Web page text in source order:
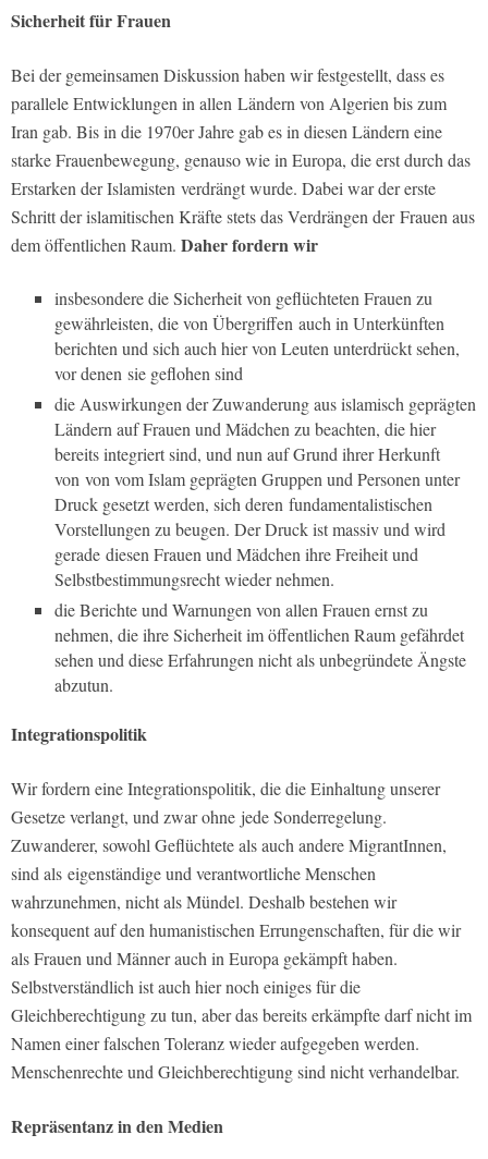
Sicherheit für Frauen
Bei der gemeinsamen Diskussion haben wir festgestellt, dass es
parallele Entwicklungen in allen Ländern von Algerien bis zum
Iran gab. Bis in die 1970er Jahre gab es in diesen Ländern eine
starke Frauenbewegung, genauso wie in Europa, die erst durch das
Erstarken der Islamisten verdrängt wurde. Dabei war der erste
Schritt der islamitischen Kräfte stets das Verdrängen der Frauen aus
dem öffentlichen Raum. Daher fordern wir
insbesondere die Sicherheit von geflüchteten Frauen zu
gewährleisten, die von Übergriffen auch in Unterkünften
berichten und sich auch hier von Leuten unterdrückt sehen,
vor denen sie geflohen sind
die Auswirkungen der Zuwanderung aus islamisch geprägten
Ländern auf Frauen und Mädchen zu beachten, die hier
bereits integriert sind, und nun auf Grund ihrer Herkunft
von von vom Islam geprägten Gruppen und Personen unter
Druck gesetzt werden, sich deren fundamentalistischen
Vorstellungen zu beugen. Der Druck ist massiv und wird
gerade diesen Frauen und Mädchen ihre Freiheit und
Selbstbestimmungsrecht wieder nehmen.
die Berichte und Warnungen von allen Frauen ernst zu
nehmen, die ihre Sicherheit im öffentlichen Raum gefährdet
sehen und diese Erfahrungen nicht als unbegründete Ängste
abzutun.
Integrationspolitik
Wir fordern eine Integrationspolitik, die die Einhaltung unserer
Gesetze verlangt, und zwar ohne jede Sonderregelung.
Zuwanderer, sowohl Geflüchtete als auch andere MigrantInnen,
sind als eigenständige und verantwortliche Menschen
wahrzunehmen, nicht als Mündel. Deshalb bestehen wir
konsequent auf den humanistischen Errungenschaften, für die wir
als Frauen und Männer auch in Europa gekämpft haben.
Selbstverständlich ist auch hier noch einiges für die
Gleichberechtigung zu tun, aber das bereits erkämpfte darf nicht im
Namen einer falschen Toleranz wieder aufgegeben werden.
Menschenrechte und Gleichberechtigung sind nicht verhandelbar.
Repräsentanz in den Medien